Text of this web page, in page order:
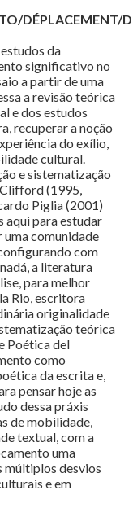
DÉPLACEMENT/
da
significativo no
a partir de uma
a revisão teórica
e dos estudos
recuperar a noção
do exílio,
cultural.
e sistematização
(1995,
Piglia (2001)
aqui para estudar
comunidade
com
a literatura
para melhor
Rio, escritora
originalidade
teórica
Poética del
como
da escrita e,
pensar hoje as
dessa práxis
de mobilidade,
textual, com a
uma
múltiplos desvios
e em